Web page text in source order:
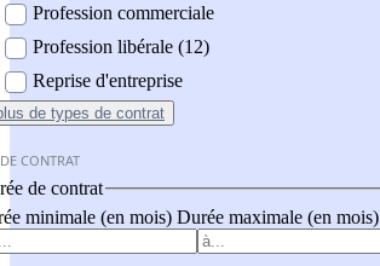
Profession commerciale
Profession libérale (12)
Reprise d'entreprise
de types de contrat
CONTRAT
de contrat
minimale (en mois) Durée maximale (en mois)